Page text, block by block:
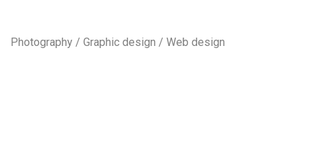
Photography / Graphic design / Web design